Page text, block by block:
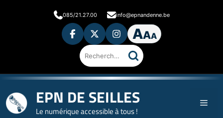
085/21.27.00 info@epnandenne.be
AAA
Rechercher
sur
le
EPN DE SEILLES
Le numérique accessible à tous !